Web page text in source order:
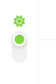
content